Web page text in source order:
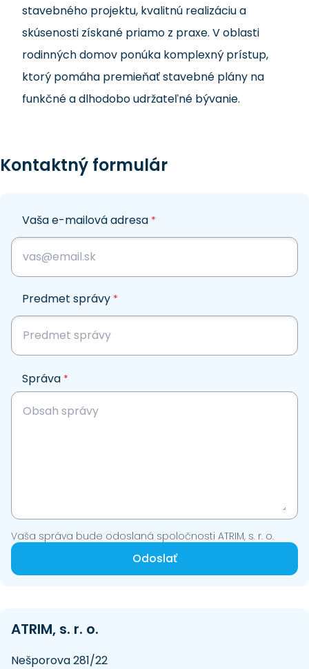
stavebného projektu, kvalitnú realizáciu a
skúsenosti získané priamo z praxe. V oblasti
rodinných domov ponúka komplexný prístup,
ktorý pomáha premieňať stavebné plány na
funkčné a dlhodobo udržateľné bývanie.
Kontaktný formulár
Vaša e-mailová adresa *
Predmet správy *
Správa *
Vaša správa bude odoslaná spoločnosti ATRIM, s. r. o.
Odoslať
ATRIM, s. r. o.
Nešporova 281/22